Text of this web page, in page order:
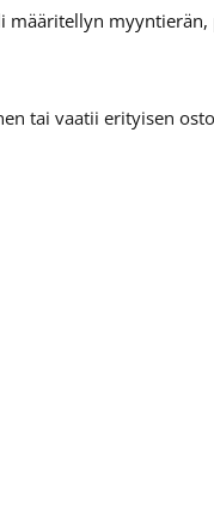
määritellyn
tai vaatii erityisen